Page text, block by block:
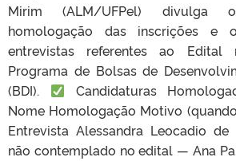
Mirim (ALM/UFPel) divulga
homologação das inscrições e
entrevistas referentes ao
Programa de Bolsas de
(BDI).
Candidaturas
Nome Homologação Motivo
Entrevista Alessandra Leocadio
não contemplado no edital — Ana